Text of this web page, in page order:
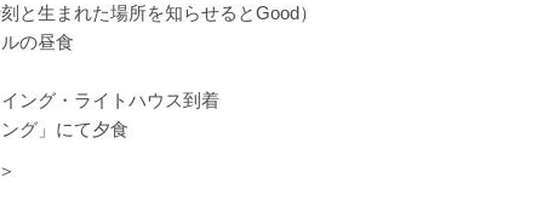
と生まれた場所を知らせるとGood）
の昼食
ング・ライトハウス到着
グ」にて夕食